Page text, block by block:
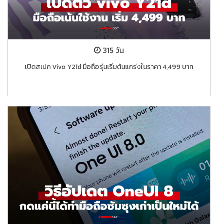
315 วัน
เปิดสเปก Vivo Y21d มือถือรุ่นเริ่มต้นแกร่งในราคา 4,499 บาท